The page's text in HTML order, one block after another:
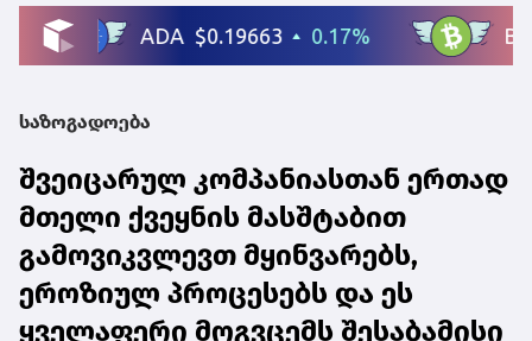
საზოგადოება
შვეიცარულ კომპანიასთან ერთად
მთელი ქვეყნის მასშტაბით
გამოვიკვლევთ მყინვარებს,
ეროზიულ პროცესებს და ეს
ყველაფერი მოგვცემს შესაბამისი